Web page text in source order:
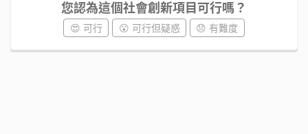
您認為這個社會創新項目可行嗎？
😍 可行 😮 可行但疑惑 😞 有難度